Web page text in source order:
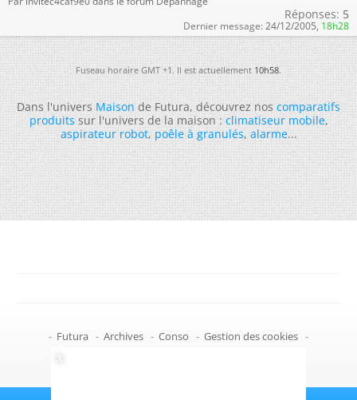
Réponses: 5
Dernier message: 24/12/2005, 18h28
Fuseau horaire GMT +1. Il est actuellement10h58.
Dans l'universMaisonde Futura, découvrez noscomparatifs
produitssur l'univers de la maison :climatiseur mobile,
aspirateur robot,poêle à granulés,alarme...
- Futura - Archives - Conso - Gestion des cookies -